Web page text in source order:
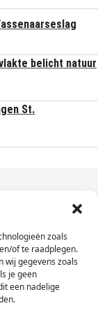
zoals
of te raadplegen.
wij gegevens zoals
je geen
een nadelige
belicht natuur
St.
je e-mail?